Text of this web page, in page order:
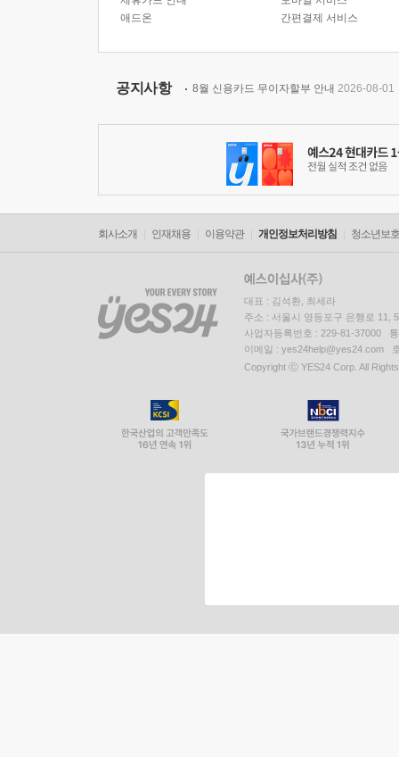
애드온
간편결제 서비스
공지사항 8월 신용카드 무이자할부 안내 2026-08-01
회사소개 인재채용 이용약관 개인정보처리방침 청소년보
대표 : 김석환, 최세라
주소 : 서울시 영등포구 은행로 11,
사업자등록번호 : 229-81-37000
이메일 : yes24help@yes24.com
Copyright ⓒ YES24 Corp. All